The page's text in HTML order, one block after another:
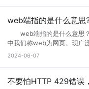
器。 4.你的IE浏览器缓存
性，在常规页面里，点击删
分代码没有完全下载就提
者换一个网速比较好的时候
问题2) 6.qq空间目前在升
网站问题，也有可能只是网
或网络连接引起的。这意味
游服务器返回的响应无效
务器时，服务器有时会出
请求，或者因为出现其他问
未正确配置，则会导致出现
配置，将无法正常地从上
小编一起来详细了解下吧
问等操作，一般来说互联
设者们会通过升级访问提升
畅。 网页升级访问升级
的网站做大做强的，当网站
问网站。 2、 网站营运一
web端指的是什么意
web端指的是什么意思？
中我们称web为网页。现广
伙伴赶紧跟着小编一起学
各种类型的应用程序或服务
2024-06-07
不要怕HTTP 429错误